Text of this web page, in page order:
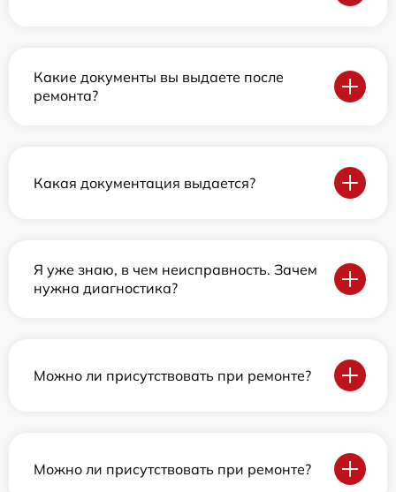
Какие документы вы выдаете после
ремонта?
Какая документация выдается?
Я уже знаю, в чем неисправность. Зачем
нужна диагностика?
Можно ли присутствовать при ремонте?
Можно ли присутствовать при ремонте?